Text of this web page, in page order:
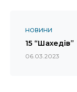
НОВИНИ
15 “Шахедів”
06.03.2023